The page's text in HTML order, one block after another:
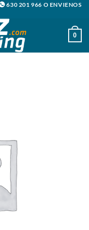
630 201 966 O ENVIENOS
0